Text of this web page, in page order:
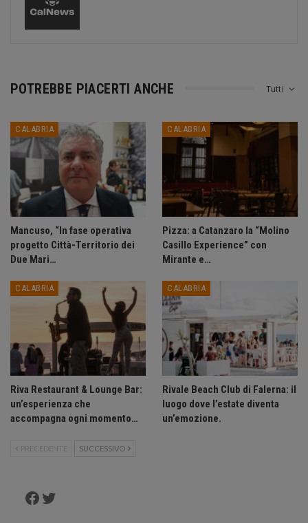
Tutti
POTREBBE PIACERTI ANCHE
CALABRIA
Mancuso, “In fase operativa
progetto Città-Territorio dei
Due Mari…
CALABRIA
Pizza: a Catanzaro la “Molino
Casillo Experience” con
Mirante e…
CALABRIA
Riva Restaurant & Lounge Bar:
un’esperienza che
accompagna ogni momento…
CALABRIA
Rivale Beach Club di Falerna: il
luogo dove l’estate diventa
un’emozione.
PRECEDENTE SUCCESSIVO
Facebook
Twitter